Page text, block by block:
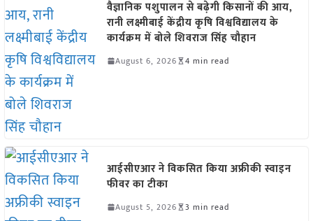
वैज्ञानिक पशुपालन से बढ़ेगी किसानों की आय,
रानी लक्ष्मीबाई केंद्रीय कृषि विश्वविद्यालय के
कार्यक्रम में बोले शिवराज सिंह चौहान
August 6, 2026 4 min read
आईसीएआर ने विकसित किया अफ्रीकी स्वाइन
फीवर का टीका
August 5, 2026 3 min read